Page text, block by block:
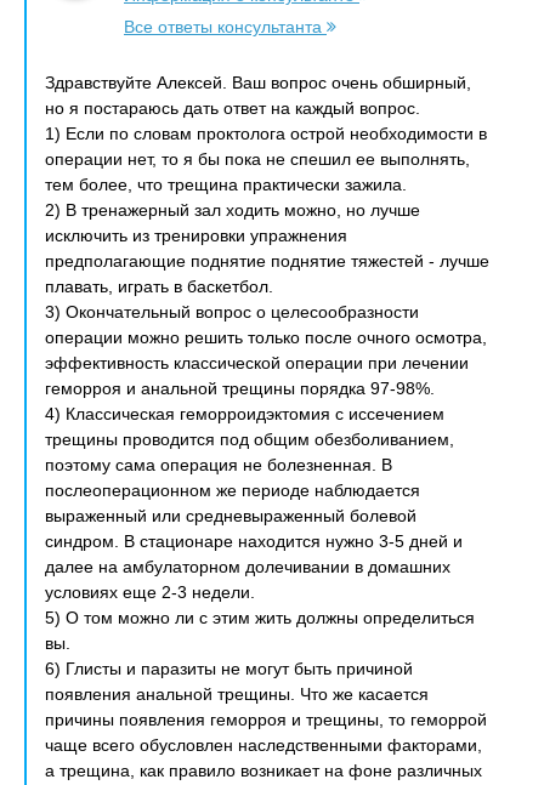
Все ответы консультанта
Здравствуйте Алексей. Ваш вопрос очень обширный,
но я постараюсь дать ответ на каждый вопрос.
1) Если по словам проктолога острой необходимости в
операции нет, то я бы пока не спешил ее выполнять,
тем более, что трещина практически зажила.
2) В тренажерный зал ходить можно, но лучше
исключить из тренировки упражнения
предполагающие поднятие поднятие тяжестей - лучше
плавать, играть в баскетбол.
3) Окончательный вопрос о целесообразности
операции можно решить только после очного осмотра,
эффективность классической операции при лечении
геморроя и анальной трещины порядка 97-98%.
4) Классическая геморроидэктомия с иссечением
трещины проводится под общим обезболиванием,
поэтому сама операция не болезненная. В
послеоперационном же периоде наблюдается
выраженный или средневыраженный болевой
синдром. В стационаре находится нужно 3-5 дней и
далее на амбулаторном долечивании в домашних
условиях еще 2-3 недели.
5) О том можно ли с этим жить должны определиться
вы.
6) Глисты и паразиты не могут быть причиной
появления анальной трещины. Что же касается
причины появления геморроя и трещины, то геморрой
чаще всего обусловлен наследственными факторами,
а трещина, как правило возникает на фоне различных